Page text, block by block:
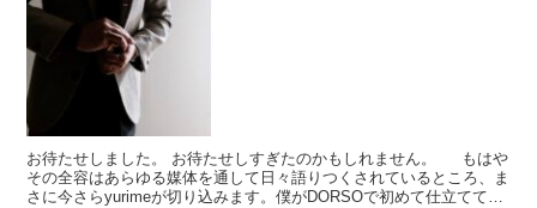
お待たせしました。 お待たせしすぎたのかもしれません。 もはや
その全容はあらゆる媒体を通して日々語りつくされているところ、ま
さに今さらyurimeが切り込みます。僕がDORSOで初めて仕立てて頂